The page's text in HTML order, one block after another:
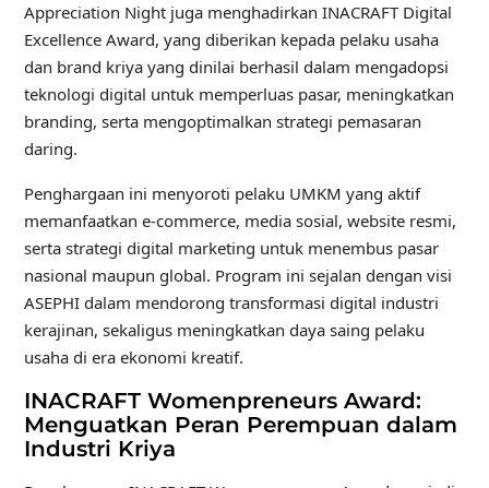
Appreciation Night juga menghadirkan INACRAFT Digital
Excellence Award, yang diberikan kepada pelaku usaha
dan brand kriya yang dinilai berhasil dalam mengadopsi
teknologi digital untuk memperluas pasar, meningkatkan
branding, serta mengoptimalkan strategi pemasaran
daring.
Penghargaan ini menyoroti pelaku UMKM yang aktif
memanfaatkan e-commerce, media sosial, website resmi,
serta strategi digital marketing untuk menembus pasar
nasional maupun global. Program ini sejalan dengan visi
ASEPHI dalam mendorong transformasi digital industri
kerajinan, sekaligus meningkatkan daya saing pelaku
usaha di era ekonomi kreatif.
INACRAFT Womenpreneurs Award:
Menguatkan Peran Perempuan dalam
Industri Kriya